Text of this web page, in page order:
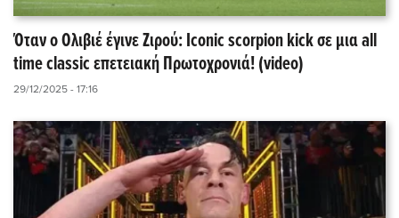
Όταν ο Ολιβιέ έγινε Ζιρού: Iconic scorpion kick σε μια all
time classic επετειακή Πρωτοχρονιά! (video)
29/12/2025 - 17:16